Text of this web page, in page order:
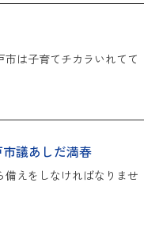
は子育てチカラいれてて
議あしだ満春
備えをしなければなりませ